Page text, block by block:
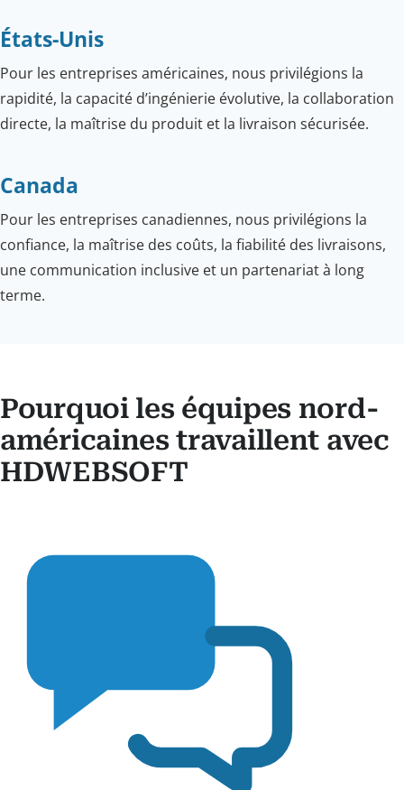
États-Unis
Pour les entreprises américaines, nous privilégions la
rapidité, la capacité d’ingénierie évolutive, la collaboration
directe, la maîtrise du produit et la livraison sécurisée.
Canada
Pour les entreprises canadiennes, nous privilégions la
confiance, la maîtrise des coûts, la fiabilité des livraisons,
une communication inclusive et un partenariat à long
terme.
Pourquoi les équipes nord-
américaines travaillent avec
HDWEBSOFT